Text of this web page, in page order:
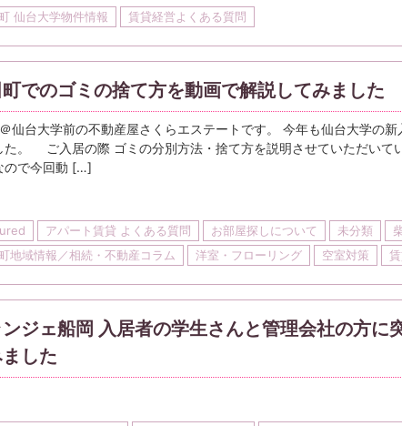
仙台大学物件情報 賃貸経営よくある質問
でのゴミの捨て方を動画で解説してみました
仙台大学前の不動産屋さくらエステートです。 今年も仙台大学の
た。 ご入居の際 ゴミの分別方法・捨て方を説明させていただいて
ので今回動 […]
アパート賃貸 よくある質問 お部屋探しについて 未分類
地域情報／相続・不動産コラム
洋室・フローリング 空室対策
ジェ船岡 入居者の学生さんと管理会社の方に
した